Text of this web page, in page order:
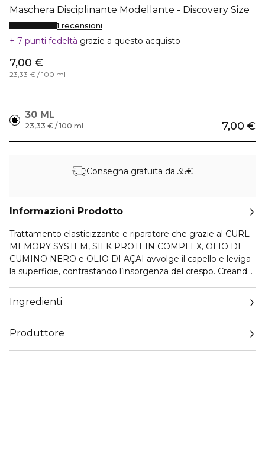
Maschera Disciplinante Modellante - Discovery Size
1 recensioni
7 punti fedeltà grazie a questo acquisto
7,00 €
23,33 € / 100 ml
30 ML
7,00 €
23,33 € / 100 ml
Consegna gratuita da 35€
Informazioni Prodotto
Trattamento elasticizzante e riparatore che grazie al CURL
MEMORY SYSTEM, SILK PROTEIN COMPLEX, OLIO DI
CUMINO NERO e OLIO DI AÇAI avvolge il capello e leviga
la superficie, contrastando l’insorgenza del crespo. Creando
MODO D'USO: Distribuire uniformemente su capelli lavati e
tamponati, lasciare in posa qualche minuto, massaggiando
lunghezze e punte, risciacquare abbondantemente.
Ingredienti
Produttore